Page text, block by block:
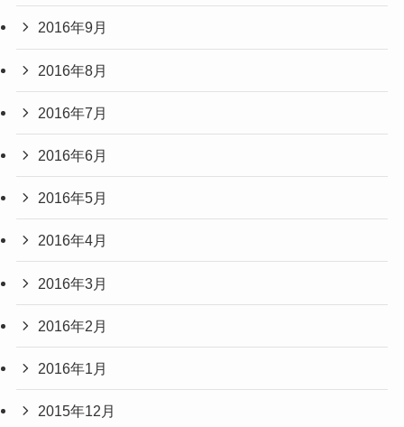
2016年9月
2016年8月
2016年7月
2016年6月
2016年5月
2016年4月
2016年3月
2016年2月
2016年1月
2015年12月